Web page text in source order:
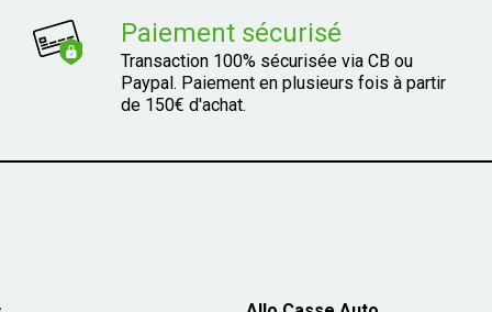
Paiement sécurisé
Transaction 100% sécurisée via CB ou
Paypal. Paiement en plusieurs fois à partir
de 150€ d'achat.